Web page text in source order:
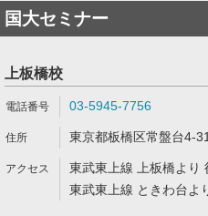
国大セミナー
上板橋校
03-5945-7756
東京都板橋区常盤台4-
東武東上線 上板橋より
東武東上線 ときわ台よ